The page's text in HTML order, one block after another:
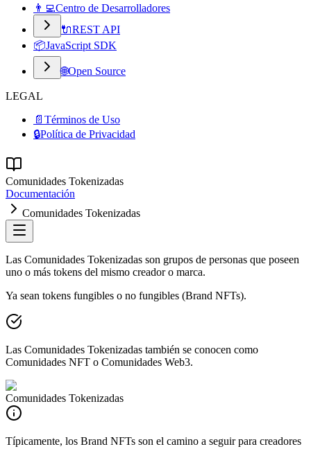
👨‍💻Centro de Desarrolladores
🔌REST API
📦JavaScript SDK
🌐Open Source
LEGAL
📄 Términos de Uso
🔒Política de Privacidad
Comunidades Tokenizadas
Documentación
Comunidades Tokenizadas
Las Comunidades Tokenizadas son grupos de personas que poseen
uno o más tokens del mismo creador o marca.
Ya sean tokens fungibles o no fungibles (Brand NFTs).
Las Comunidades Tokenizadas también se conocen como
Comunidades NFT o Comunidades Web3.
Comunidades Tokenizadas
Típicamente, los Brand NFTs son el camino a seguir para creadores